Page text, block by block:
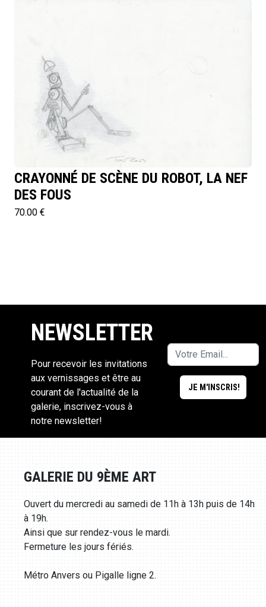
CRAYONNÉ DE SCÈNE DU ROBOT, LA NEF
DES FOUS
70.00 €
NEWSLETTER
Pour recevoir les invitations
aux vernissages et être au
courant de l'actualité de la
galerie, inscrivez-vous à
notre newsletter!
GALERIE DU 9ÈME ART
Ouvert du mercredi au samedi de 11h à 13h puis de 14h
à 19h.
Ainsi que sur rendez-vous le mardi.
Fermeture les jours fériés.
Métro Anvers ou Pigalle ligne 2.